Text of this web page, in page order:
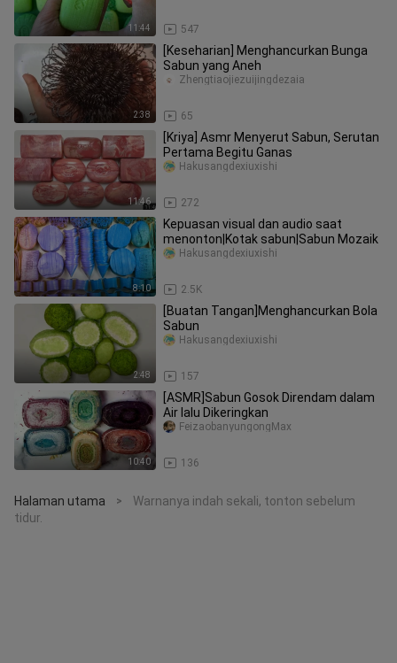
11:44 547
2:38
[Keseharian] Menghancurkan Bunga
Sabun yang Aneh
65
Zhengtiaojiezuijingdezaia
11:46
[Kriya] Asmr Menyerut Sabun, Serutan
Pertama Begitu Ganas
272
Hakusangdexiuxishi
8:10
Kepuasan visual dan audio saat
menonton|Kotak sabun|Sabun Mozaik
2.5K
Hakusangdexiuxishi
2:48
[Buatan Tangan]Menghancurkan Bola
Sabun
157
Hakusangdexiuxishi
10:40
[ASMR]Sabun Gosok Direndam dalam
Air lalu Dikeringkan
136
FeizaobanyungongMax
Halaman utama >
Warnanya indah sekali, tonton sebelum
tidur.